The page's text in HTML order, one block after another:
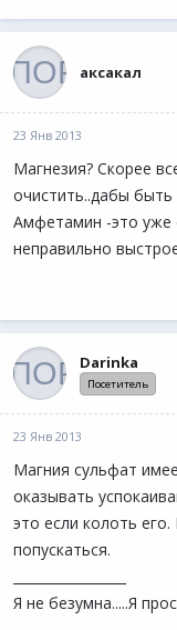
аксакал
23 Янв 2013
Магнезия? Скорее
очистить..дабы быть
Амфетамин -это уже
неправильно
Darinka
Посетитель
23 Янв 2013
Магния сульфат
оказывать
это если колоть
попускаться.
Я не безумна.....Я